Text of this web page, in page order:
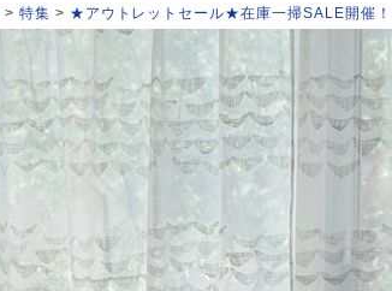
特集 ★アウトレットセール★在庫一掃SALE開催！